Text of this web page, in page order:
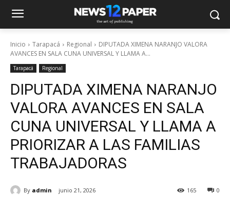
Inicio Tarapacá Regional
DIPUTADA XIMENA NARANJO VALORA
AVANCES EN SALA CUNA UNIVERSAL Y LLAMA A...
Tarapacá Regional
DIPUTADA XIMENA NARANJO
VALORA AVANCES EN SALA
CUNA UNIVERSAL Y LLAMA A
PRIORIZAR A LAS FAMILIAS
TRABAJADORAS
By admin junio 21, 2026 0
165